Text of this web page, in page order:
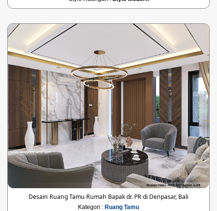
Desain Ruang Tamu Rumah Bapak dr. PR di Denpasar, Bali
Kategori : Ruang Tamu